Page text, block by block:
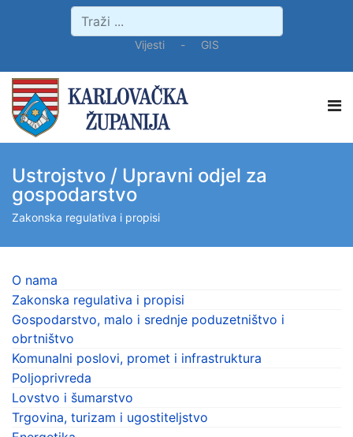
Vijesti- GIS
Ustrojstvo / Upravni odjel za
gospodarstvo
Zakonska regulativa i propisi
O nama
Zakonska regulativa i propisi
Gospodarstvo, malo i srednje poduzetništvo i
obrtništvo
Komunalni poslovi, promet i infrastruktura
Poljoprivreda
Lovstvo i šumarstvo
Trgovina, turizam i ugostiteljstvo